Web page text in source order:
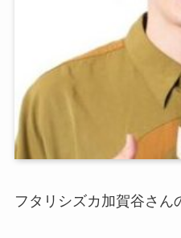
フタリシズカ加賀谷さん